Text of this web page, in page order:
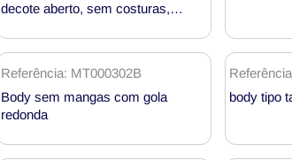
decote aberto, sem costuras,
dos glúteos MHW100028
Referência: MT000302B
Body sem mangas com gola
redonda
body tipo